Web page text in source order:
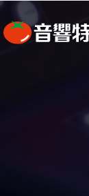
⾳響特